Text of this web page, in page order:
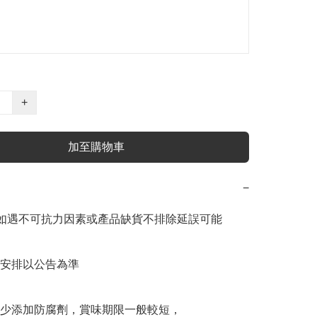
+
加至購物車
−
遇不可抗力因素或產品缺貨不排除延誤可能
排以公告為準
添加防腐劑，賞味期限一般較短，